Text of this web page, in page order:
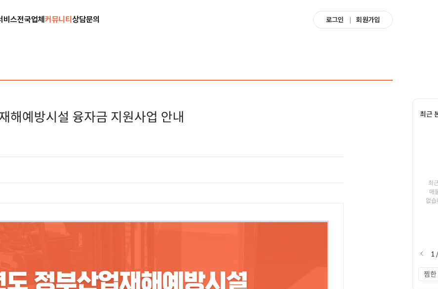
비스전국업체 커뮤니티 상담문의 로그인 회원가입
해예방시설 융자금 지원사업 안내 최근
최
매
없습
1
찜